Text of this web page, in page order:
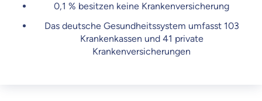
0,1 % besitzen keine Krankenversicherung
Das deutsche Gesundheitssystem umfasst 103
Krankenkassen und 41 private
Krankenversicherungen